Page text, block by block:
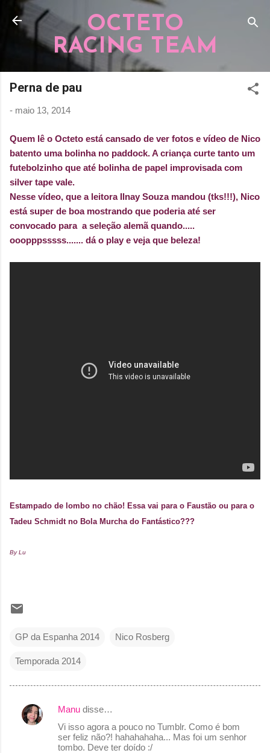
Pular para o conteúdo principal
OCTETO
RACING TEAM
Perna de pau
- maio 13, 2014
Quem lê o Octeto está cansado de ver fotos e vídeo de Nico
batento uma bolinha no paddock. A criança curte tanto um
futebolzinho que até bolinha de papel improvisada com
silver tape vale.
Nesse vídeo, que a leitora Ilnay Souza mandou (tks!!!), Nico
está super de boa mostrando que poderia até ser
convocado para a seleção alemã quando.....
ooopppsssss....... dá o play e veja que beleza!
Estampado de lombo no chão! Essa vai para o Faustão ou para o
Tadeu Schmidt no Bola Murcha do Fantástico???
By Lu
GP da Espanha 2014 Nico Rosberg
Temporada 2014
C
Manu disse…
Vi isso agora a pouco no Tumblr. Como é bom
ser feliz não?! hahahahaha... Mas foi um senhor
tombo. Deve ter doído :/